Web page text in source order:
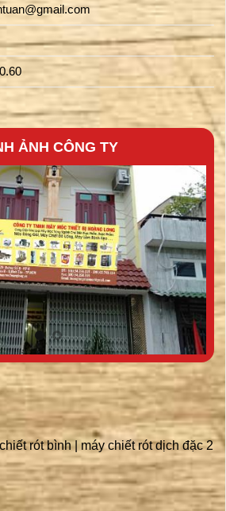
ẢNH CÔNG TY
rót bình| máy chiết rót dịch đặc 2